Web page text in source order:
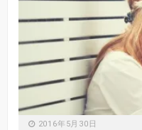
2016年5月30日